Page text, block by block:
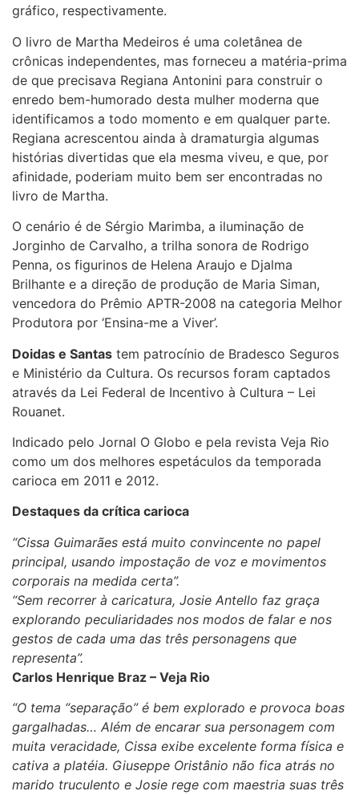
gráfico, respectivamente.
O livro de Martha Medeiros é uma coletânea de
crônicas independentes, mas forneceu a matéria-prima
de que precisava Regiana Antonini para construir o
enredo bem-humorado desta mulher moderna que
identificamos a todo momento e em qualquer parte.
Regiana acrescentou ainda à dramaturgia algumas
histórias divertidas que ela mesma viveu, e que, por
afinidade, poderiam muito bem ser encontradas no
livro de Martha.
O cenário é de Sérgio Marimba, a iluminação de
Jorginho de Carvalho, a trilha sonora de Rodrigo
Penna, os figurinos de Helena Araujo e Djalma
Brilhante e a direção de produção de Maria Siman,
vencedora do Prêmio APTR-2008 na categoria Melhor
Produtora por ‘Ensina-me a Viver’.
Doidas e Santas tem patrocínio de Bradesco Seguros
e Ministério da Cultura. Os recursos foram captados
através da Lei Federal de Incentivo à Cultura – Lei
Rouanet.
Indicado pelo Jornal O Globo e pela revista Veja Rio
como um dos melhores espetáculos da temporada
carioca em 2011 e 2012.
Destaques da crítica carioca
“Cissa Guimarães está muito convincente no papel
principal, usando impostação de voz e movimentos
corporais na medida certa”.
“Sem recorrer à caricatura, Josie Antello faz graça
explorando peculiaridades nos modos de falar e nos
gestos de cada uma das três personagens que
representa”.
Carlos Henrique Braz – Veja Rio
“O tema “separação” é bem explorado e provoca boas
gargalhadas… Além de encarar sua personagem com
muita veracidade, Cissa exibe excelente forma física e
cativa a platéia. Giuseppe Oristânio não fica atrás no
marido truculento e Josie rege com maestria suas três